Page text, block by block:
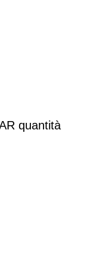
quantità